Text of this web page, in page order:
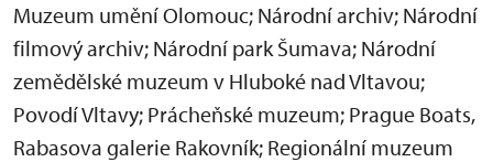
Muzeum umění Olomouc; Národní archiv; Národní
filmový archiv; Národní park Šumava; Národní
zemědělské muzeum v Hluboké nad Vltavou;
Povodí Vltavy; Prácheňské muzeum; Prague Boats,
Rabasova galerie Rakovník; Regionální muzeum